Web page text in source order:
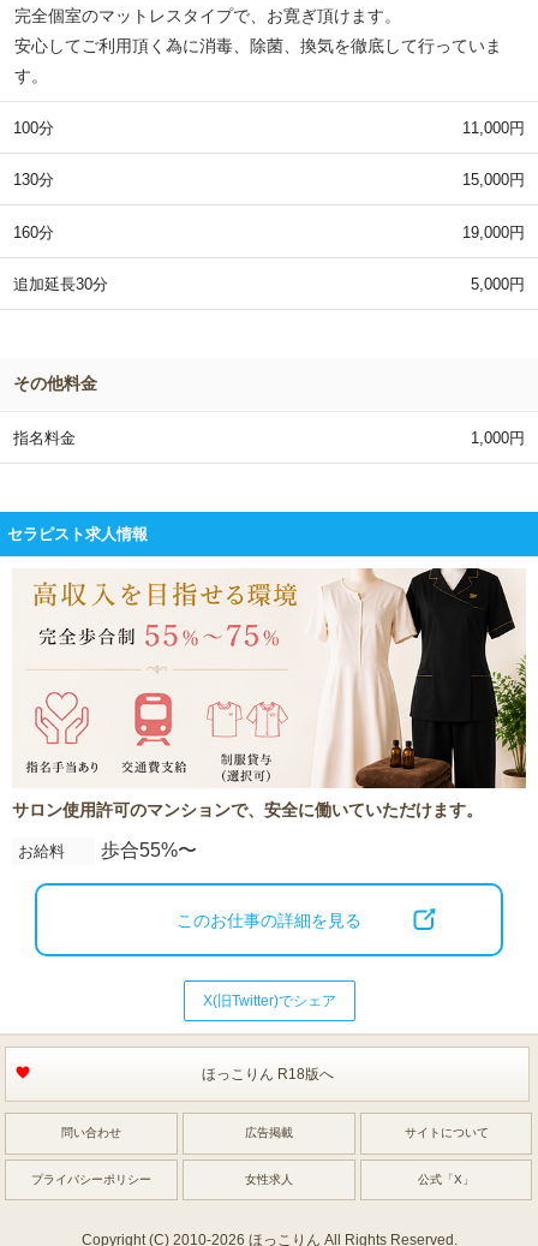
完全個室のマットレスタイプで、お寛ぎ頂けます。
安心してご利用頂く為に消毒、除菌、換気を徹底して行っていま
す。
100分 11,000円
130分 15,000円
160分 19,000円
追加延長30分 5,000円
その他料金
指名料金 1,000円
セラピスト求人情報
サロン使用許可のマンションで、安全に働いていただけます。
お給料 歩合55%〜
このお仕事の詳細を見る
X(旧Twitter)でシェア
ほっこりん R18版へ
問い合わせ 広告掲載 サイトについて
プライバシーポリシー 女性求人 公式「X」
Copyright (C) 2010-2026 ほっこりん All Rights Reserved.